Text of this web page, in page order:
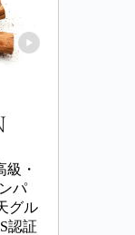
級・
パ
グル
認証